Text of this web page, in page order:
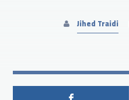
Jihed Traidi